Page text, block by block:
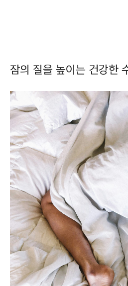
잠의 질을 높이는 건강한